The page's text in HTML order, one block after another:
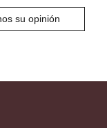
su opinión